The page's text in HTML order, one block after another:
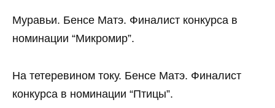
Муравьи. Бенсе Матэ. Финалист конкурса в
номинации “Микромир”.
На тетеревином току. Бенсе Матэ. Финалист
конкурса в номинации “Птицы”.